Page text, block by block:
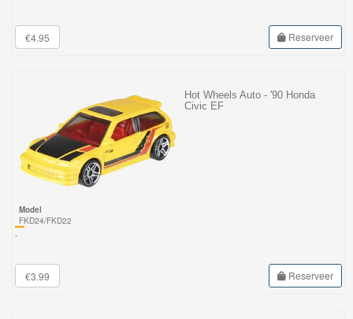
€4.95 Reserveer
Hot Wheels Auto - '90 Honda
Civic EF
Model
FKD24/FKD22
-
€3.99 Reserveer